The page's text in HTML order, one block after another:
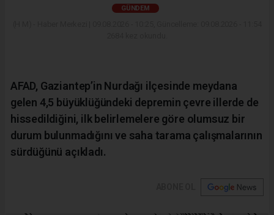
GÜNDEM
AFAD, Gaziantep’in Nurdağı ilçesinde meydana
gelen 4,5 büyüklüğündeki depremin çevre illerde de
hissedildiğini, ilk belirlemelere göre olumsuz bir
durum bulunmadığını ve saha tarama çalışmalarının
sürdüğünü açıkladı.